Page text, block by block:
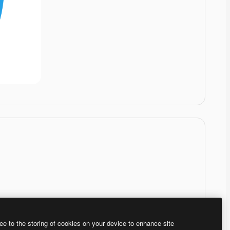
to the storing of cookies on your device to enhance site